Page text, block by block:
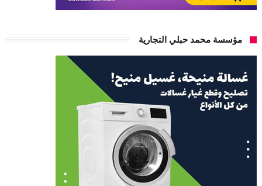
مؤسسة محمد حبلي التجارية